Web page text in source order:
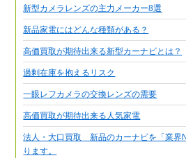
新型カメラレンズの主力メーカー8選
新品家電にはどんな種類がある？
高価買取が期待出来る新型カーナビとは？
過剰在庫を抱えるリスク
一眼レフカメラの交換レンズの需要
高価買取が期待出来る人気家電
法人・大口買取 新品のカーナビを「業界
ります。